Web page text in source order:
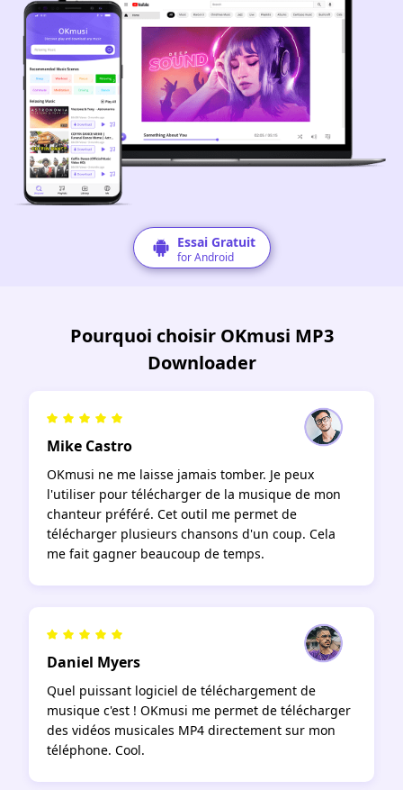
Essai Gratuit
for Android
Pourquoi choisir OKmusi MP3
Downloader
Mike Castro
OKmusi ne me laisse jamais tomber. Je peux
l'utiliser pour télécharger de la musique de mon
chanteur préféré. Cet outil me permet de
télécharger plusieurs chansons d'un coup. Cela
me fait gagner beaucoup de temps.
Daniel Myers
Quel puissant logiciel de téléchargement de
musique c'est ! OKmusi me permet de télécharger
des vidéos musicales MP4 directement sur mon
téléphone. Cool.